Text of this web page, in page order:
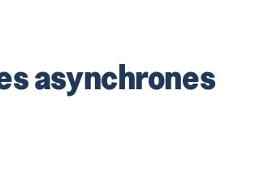
asynchrones